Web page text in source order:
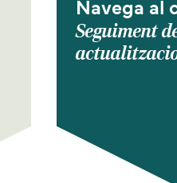
Navega al
Seguiment